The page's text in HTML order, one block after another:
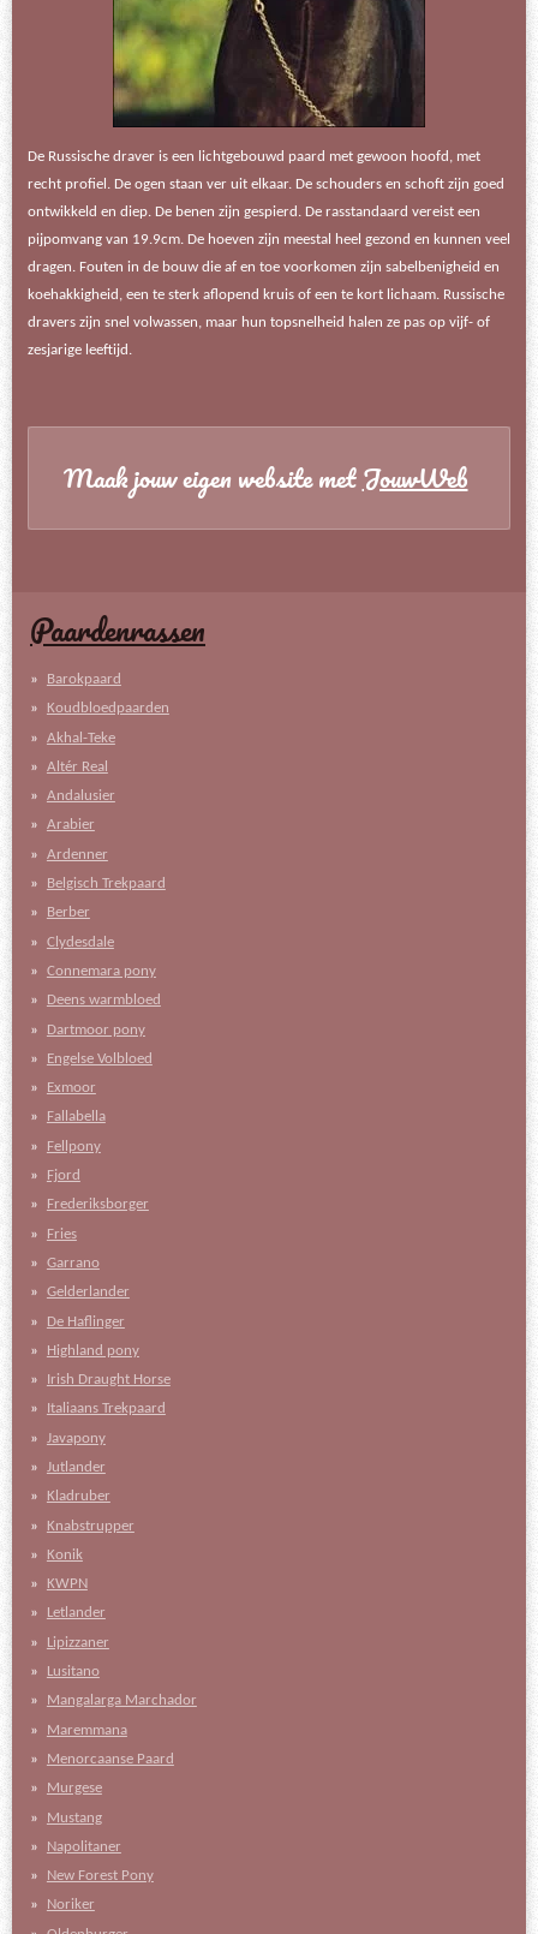
De Russische draver is een lichtgebouwd paard met gewoon hoofd, met
recht profiel. De ogen staan ver uit elkaar. De schouders en schoft zijn goed
ontwikkeld en diep. De benen zijn gespierd. De rasstandaard vereist een
pijpomvang van 19.9cm. De hoeven zijn meestal heel gezond en kunnen veel
dragen. Fouten in de bouw die af en toe voorkomen zijn sabelbenigheid en
koehakkigheid, een te sterk aflopend kruis of een te kort lichaam. Russische
dravers zijn snel volwassen, maar hun topsnelheid halen ze pas op vijf- of
zesjarige leeftijd.
Maak jouw eigen website met JouwWeb
Paardenrassen
Barokpaard
Koudbloedpaarden
Akhal-Teke
Altér Real
Andalusier
Arabier
Ardenner
Belgisch Trekpaard
Berber
Clydesdale
Connemara pony
Deens warmbloed
Dartmoor pony
Engelse Volbloed
Exmoor
Fallabella
Fellpony
Fjord
Frederiksborger
Fries
Garrano
Gelderlander
De Haflinger
Highland pony
Irish Draught Horse
Italiaans Trekpaard
Javapony
Jutlander
Kladruber
Knabstrupper
Konik
KWPN
Letlander
Lipizzaner
Lusitano
Mangalarga Marchador
Maremmana
Menorcaanse Paard
Murgese
Mustang
Napolitaner
New Forest Pony
Noriker